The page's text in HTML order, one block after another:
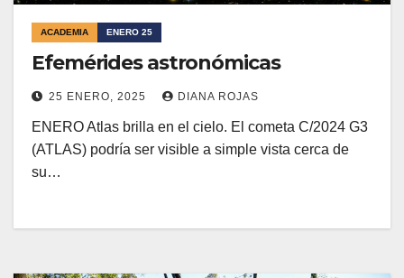
ACADEMIA ENERO 25
Efemérides astronómicas
25 ENERO, 2025 DIANA ROJAS
ENERO Atlas brilla en el cielo. El cometa C/2024 G3
(ATLAS) podría ser visible a simple vista cerca de
su…